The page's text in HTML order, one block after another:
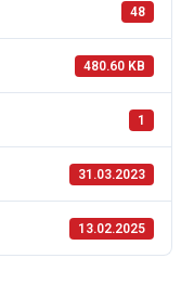
48
480.60 KB
1
31.03.2023
13.02.2025